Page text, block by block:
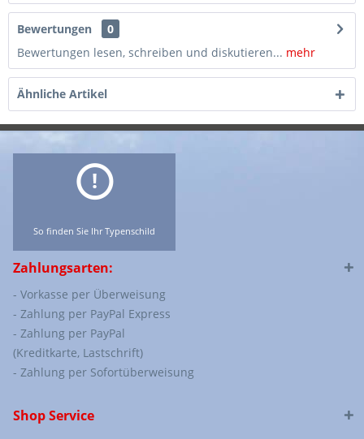
Bewertungen
0
Bewertungen lesen, schreiben und diskutieren... mehr
Ähnliche Artikel
So finden Sie Ihr Typenschild
Zahlungsarten:
- Vorkasse per Überweisung
- Zahlung per PayPal Express
- Zahlung per PayPal
(Kreditkarte, Lastschrift)
- Zahlung per Sofortüberweisung
Shop Service